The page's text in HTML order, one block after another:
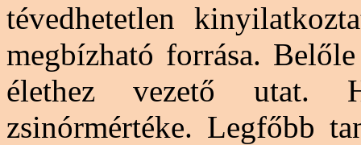
tévedhetetlen
megbízható forrása.
élethez vezető utat.
zsinórmértéke. Legfőbb